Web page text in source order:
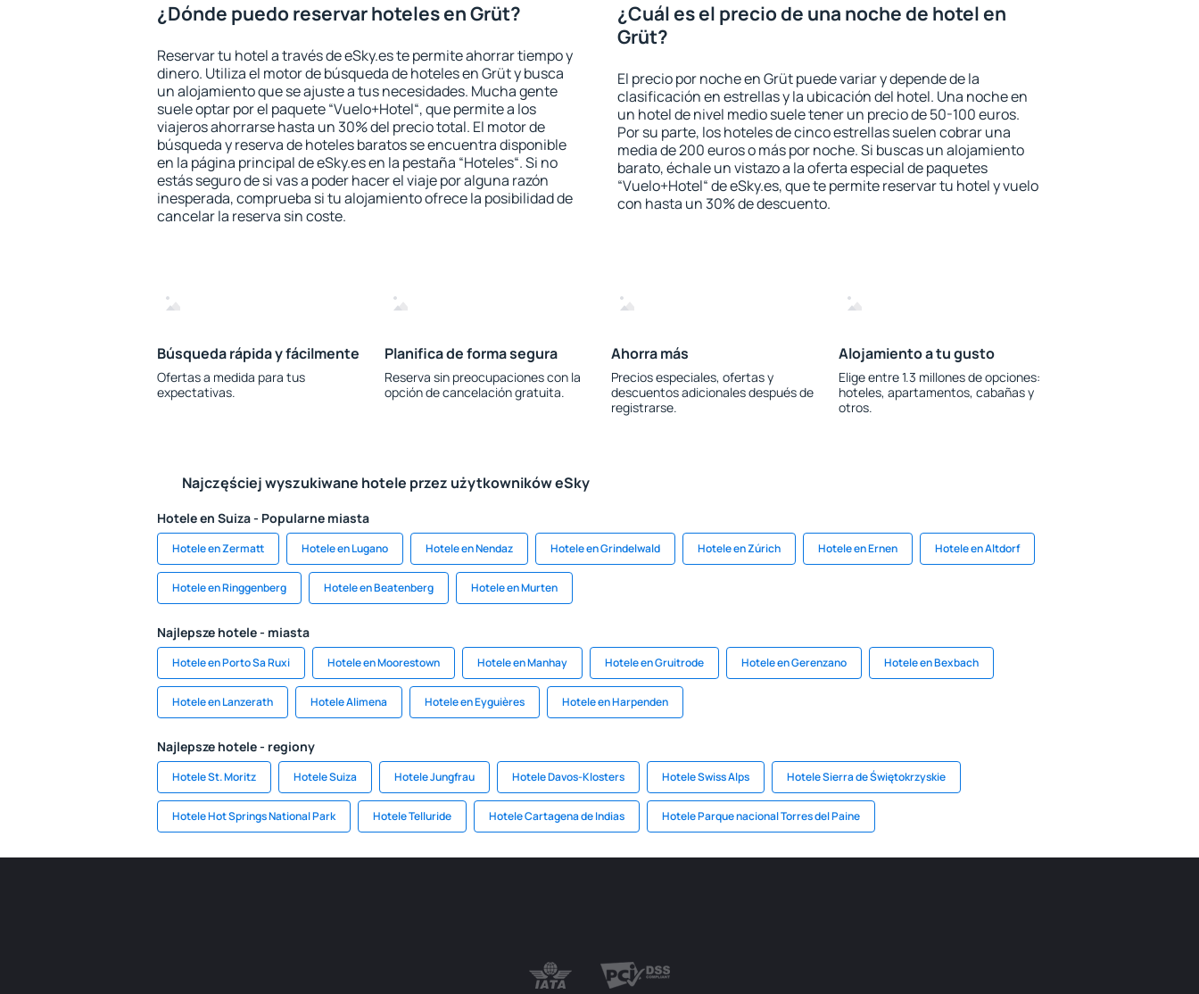
¿Dónde puedo reservar hoteles en Grüt?
Reservar tu hotel a través de eSky.es te permite ahorrar tiempo y
dinero. Utiliza el motor de búsqueda de hoteles en Grüt y busca
un alojamiento que se ajuste a tus necesidades. Mucha gente
suele optar por el paquete “Vuelo+Hotel“, que permite a los
viajeros ahorrarse hasta un 30% del precio total. El motor de
búsqueda y reserva de hoteles baratos se encuentra disponible
en la página principal de eSky.es en la pestaña “Hoteles“. Si no
estás seguro de si vas a poder hacer el viaje por alguna razón
inesperada, comprueba si tu alojamiento ofrece la posibilidad de
cancelar la reserva sin coste.
¿Cuál es el precio de una noche de hotel en
Grüt?
El precio por noche en Grüt puede variar y depende de la
clasificación en estrellas y la ubicación del hotel. Una noche en
un hotel de nivel medio suele tener un precio de 50-100 euros.
Por su parte, los hoteles de cinco estrellas suelen cobrar una
media de 200 euros o más por noche. Si buscas un alojamiento
barato, échale un vistazo a la oferta especial de paquetes
“Vuelo+Hotel“ de eSky.es, que te permite reservar tu hotel y vuelo
con hasta un 30% de descuento.
Búsqueda rápida y fácilmente
Ofertas a medida para tus
expectativas.
Planifica de forma segura
Reserva sin preocupaciones con la
opción de cancelación gratuita.
Ahorra más
Precios especiales, ofertas y
descuentos adicionales después de
registrarse.
Alojamiento a tu gusto
Elige entre 1.3 millones de opciones:
hoteles, apartamentos, cabañas y
otros.
Najczęściej wyszukiwane hotele przez użytkowników eSky
Hotele en Suiza - Popularne miasta
Hotele en Zermatt Hotele en Lugano Hotele en Nendaz Hotele en Grindelwald Hotele en Zúrich Hotele en Ernen Hotele en Altdorf
Hotele en Ringgenberg Hotele en Beatenberg Hotele en Murten
Najlepsze hotele - miasta
Hotele en Porto Sa Ruxi Hotele en Moorestown Hotele en Manhay Hotele en Gruitrode Hotele en Gerenzano Hotele en Bexbach
Hotele en Lanzerath Hotele Alimena Hotele en Eyguières Hotele en Harpenden
Najlepsze hotele - regiony
Hotele St. Moritz Hotele Suiza Hotele Jungfrau Hotele Davos-Klosters Hotele Swiss Alps Hotele Sierra de Świętokrzyskie
Hotele Hot Springs National Park Hotele Telluride Hotele Cartagena de Indias Hotele Parque nacional Torres del Paine